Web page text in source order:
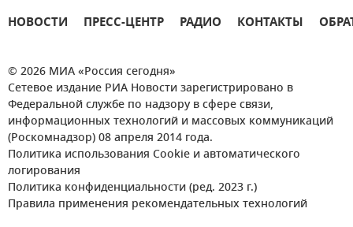
НОВОСТИ ПРЕСС-ЦЕНТР РАДИО КОНТАКТЫ
© 2026 МИА «Россия сегодня»
Сетевое издание РИА Новости зарегистрировано в
Федеральной службе по надзору в сфере связи,
информационных технологий и массовых коммуникаций
(Роскомнадзор) 08 апреля 2014 года.
Политика использования Cookie и автоматического
логирования
Политика конфиденциальности (ред. 2023 г.)
Правила применения рекомендательных технологий